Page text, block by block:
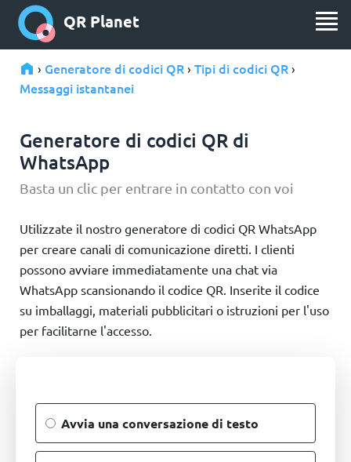
QR Planet
› Generatore di codici QR › Tipi di codici QR ›
Messaggi istantanei
Generatore di codici QR di
WhatsApp
Basta un clic per entrare in contatto con voi
Utilizzate il nostro generatore di codici QR WhatsApp
per creare canali di comunicazione diretti. I clienti
possono avviare immediatamente una chat via
WhatsApp scansionando il codice QR. Inserite il codice
su imballaggi, materiali pubblicitari o istruzioni per l'uso
per facilitarne l'accesso.
Avvia una conversazione di testo